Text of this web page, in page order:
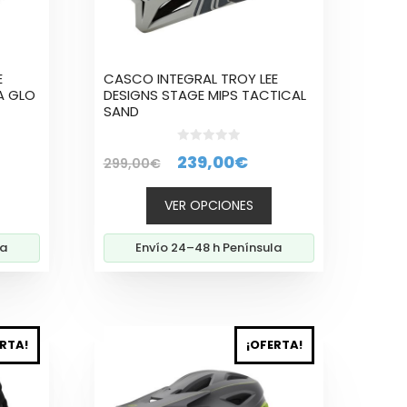
GLO
CASCO INTEGRAL TROY LEE
DESIGNS STAGE MIPS TACTICAL
SAND
d
299,00€
El
precio
original
era:
299,00€.
239,00€El
precio
actual
es:
239,00€.
VER OPCIONES
pueden
elegir
la
página
de
Envío 24–48 h Península
¡OFERTA!
múltiples